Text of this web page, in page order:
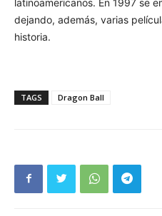
dejando, además, varias
historia.
TAGS Dragon Ball